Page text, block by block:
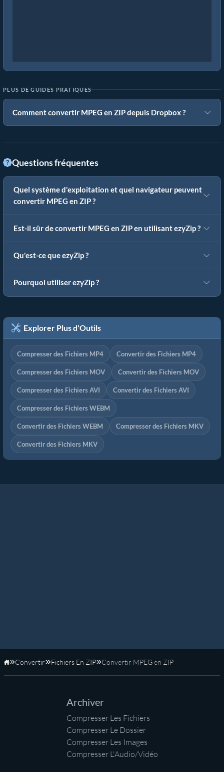
PLUS DE GUIDES PRATIQUES
Comment convertir MPEG en ZIP depuis Dropbox ?
Questions fréquentes
Quel système d'exploitation et quel navigateur peuvent
convertir MPEG en ZIP ?
Est-il sûr de convertir MPEG en ZIP en utilisant ezyZip ?
Qu'est-ce que ezyZip ?
Pourquoi utiliser ezyZip ?
Explorer Plus d'Outils
Compresser des Fichiers MP4 Convertir des Fichiers MP4
Compresser des Fichiers MOV Convertir des Fichiers MOV
Compresser des Fichiers AVI Convertir des Fichiers AVI
Compresser des Fichiers WEBM
Convertir des Fichiers WEBM Compresser des Fichiers MKV
Convertir des Fichiers MKV
Accueil
Convertir Fichiers En ZIP Convertir MPEG en ZIP
Archiver
Compresser Les Fichiers
Compresser Le Dossier
Compresser Les Images
Compresser L'Audio/Vidéo